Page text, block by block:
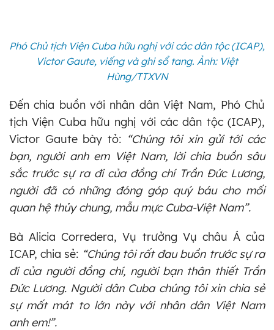
Phó Chủ tịch Viện Cuba hữu nghị với các dân tộc (ICAP),
Victor Gaute, viếng và ghi sổ tang. Ảnh: Việt
Hùng/TTXVN
Đến chia buồn với nhân dân Việt Nam, Phó Chủ
tịch Viện Cuba hữu nghị với các dân tộc (ICAP),
Victor Gaute bày tỏ: “Chúng tôi xin gửi tới các
bạn, người anh em Việt Nam, lời chia buồn sâu
sắc trước sự ra đi của đồng chí Trần Đức Lương,
người đã có những đóng góp quý báu cho mối
quan hệ thủy chung, mẫu mực Cuba-Việt Nam”.
Bà Alicia Corredera, Vụ trưởng Vụ châu Á của
ICAP, chia sẻ: “Chúng tôi rất đau buồn trước sự ra
đi của người đồng chí, người bạn thân thiết Trần
Đức Lương. Người dân Cuba chúng tôi xin chia sẻ
sự mất mát to lớn này với nhân dân Việt Nam
anh em!”.